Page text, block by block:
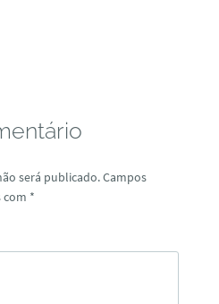
será publicado.Campos
com *